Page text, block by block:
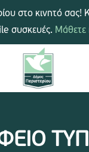
στο κινητό σας!
συσκευές. Μάθετε